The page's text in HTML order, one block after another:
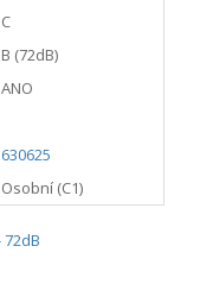
C
B (72dB)
ANO
630625
Osobní (C1)